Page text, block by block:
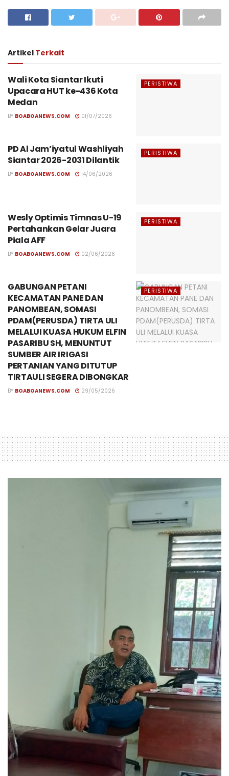
Artikel Terkait
PERISTIWA
Wali Kota Siantar Ikuti
Upacara HUT ke-436 Kota
Medan
BY BOABOANEWS.COM 01/07/2026
PERISTIWA
PD Al Jam’iyatul Washliyah
Siantar 2026-2031 Dilantik
BY BOABOANEWS.COM 14/06/2026
PERISTIWA
Wesly Optimis Timnas U-19
Pertahankan Gelar Juara
Piala AFF
BY BOABOANEWS.COM 02/06/2026
PERISTIWA
GABUNGAN PETANI
KECAMATAN PANE DAN
PANOMBEAN, SOMASI
PDAM(PERUSDA) TIRTA ULI
MELALUI KUASA HUKUM ELFIN
PASARIBU SH, MENUNTUT
SUMBER AIR IRIGASI
PERTANIAN YANG DITUTUP
TIRTAULI SEGERA DIBONGKAR
BY BOABOANEWS.COM 29/05/2026